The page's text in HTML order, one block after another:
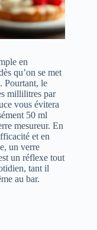
en
qu’on se met
Pourtant, le
millilitres par
vous évitera
50 ml
mesureur. En
et en
un verre
un réflexe tout
tant il
au bar.